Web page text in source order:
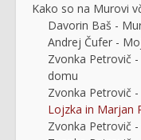
Kako so na Murovi
Davorin Baš -
Andrej Čufer -
Zvonka Petrovič
domu
Zvonka Petrovič
Lojzka in Marjan
Zvonka Petrovič